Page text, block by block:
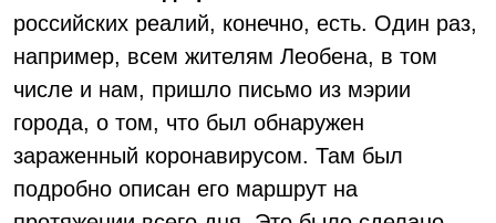
российских реалий, конечно, есть. Один раз,
например, всем жителям Леобена, в том
числе и нам, пришло письмо из мэрии
города, о том, что был обнаружен
зараженный коронавирусом. Там был
подробно описан его маршрут на